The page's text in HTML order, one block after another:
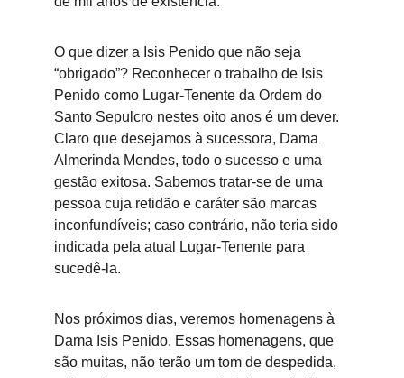
O que dizer a Isis Penido que não seja
“obrigado”? Reconhecer o trabalho de Isis
Penido como Lugar-Tenente da Ordem do
Santo Sepulcro nestes oito anos é um dever.
Claro que desejamos à sucessora, Dama
Almerinda Mendes, todo o sucesso e uma
gestão exitosa. Sabemos tratar-se de uma
pessoa cuja retidão e caráter são marcas
inconfundíveis; caso contrário, não teria sido
indicada pela atual Lugar-Tenente para
sucedê-la.
Nos próximos dias, veremos homenagens à
Dama Isis Penido. Essas homenagens, que
são muitas, não terão um tom de despedida,